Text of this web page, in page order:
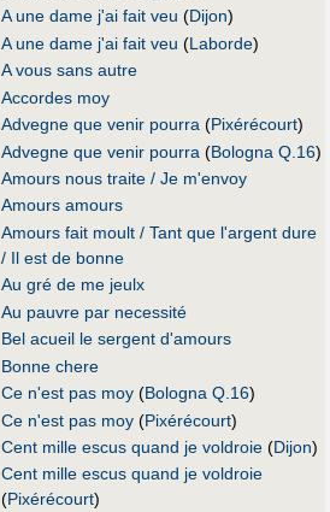
A une dame j'ai fait veu (Dijon)
A une dame j'ai fait veu (Laborde)
A vous sans autre
Accordes moy
Advegne que venir pourra (Pixérécourt)
Advegne que venir pourra (Bologna Q.16)
Amours nous traite / Je m'envoy
Amours amours
Amours fait moult / Tant que l'argent dure
/ Il est de bonne
Au gré de me jeulx
Au pauvre par necessité
Bel acueil le sergent d'amours
Bonne chere
Ce n'est pas moy (Bologna Q.16)
Ce n'est pas moy (Pixérécourt)
Cent mille escus quand je voldroie (Dijon)
Cent mille escus quand je voldroie
(Pixérécourt)